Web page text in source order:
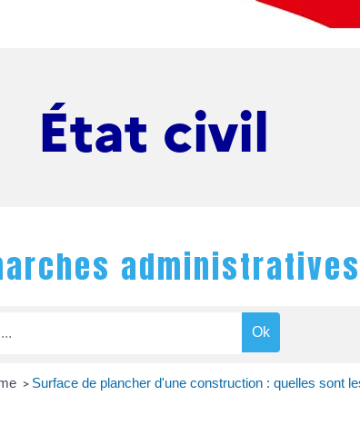
État civil
administratives
> Surface de plancher d'une construction : quelles sont